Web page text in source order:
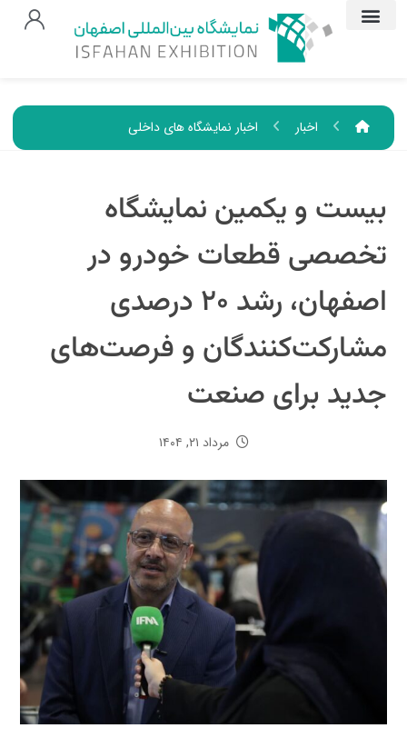
اخبار اخبار نمایشگاه های داخلی
بیست و یکمین نمایشگاه
تخصصی قطعات خودرو در
اصفهان، رشد ۲۰ درصدی
مشارکت‌کنندگان و فرصت‌های
جدید برای صنعت
مرداد ۲۱, ۱۴۰۴